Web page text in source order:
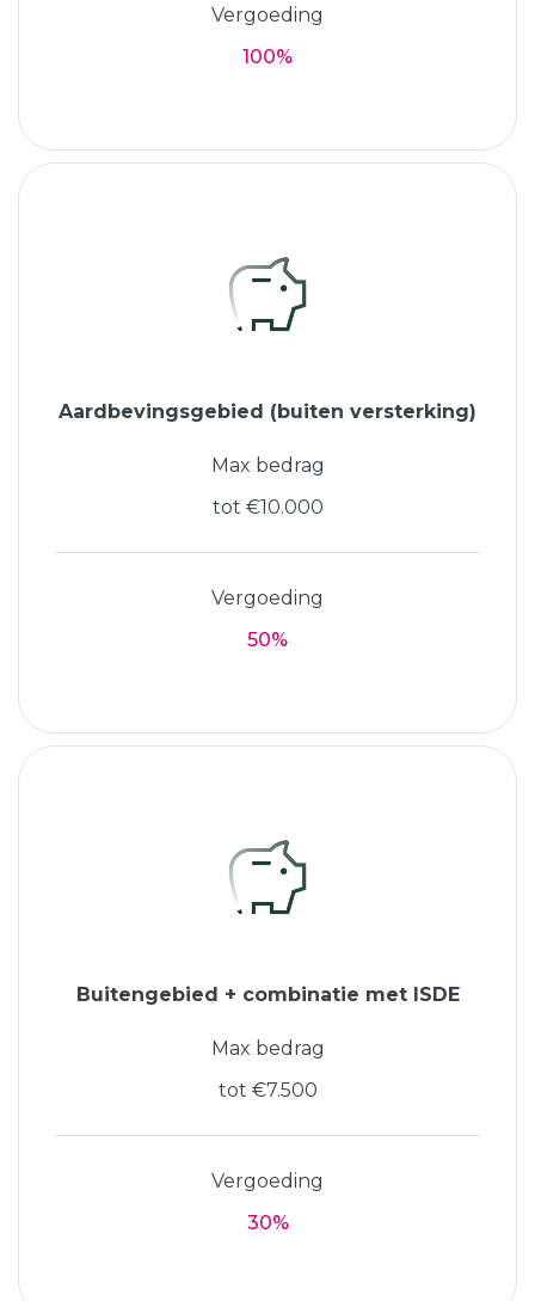
Vergoeding
100%
Aardbevingsgebied (buiten versterking)
Max bedrag
tot €10.000
Vergoeding
50%
Buitengebied + combinatie met ISDE
Max bedrag
tot €7.500
Vergoeding
30%